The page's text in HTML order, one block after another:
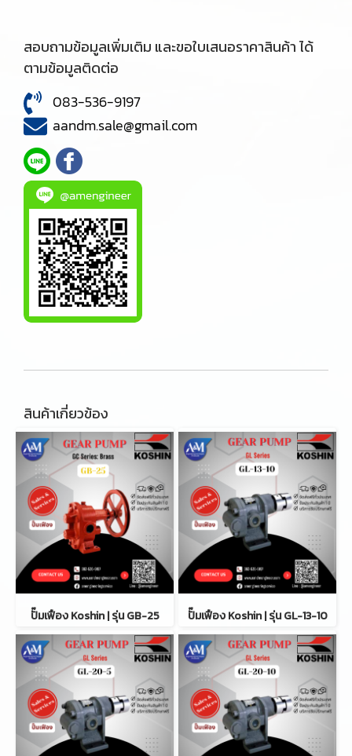
สอบถามข้อมูลเพิ่มเติม และขอใบเสนอราคาสินค้า ได้
ตามข้อมูลติดต่อ
083-536-9197
aandm.sale@gmail.com
สินค้าเกี่ยวข้อง
ปั๊มเฟือง Koshin | รุ่น GB-25 ปั๊มเฟือง Koshin | รุ่น GL-13-10